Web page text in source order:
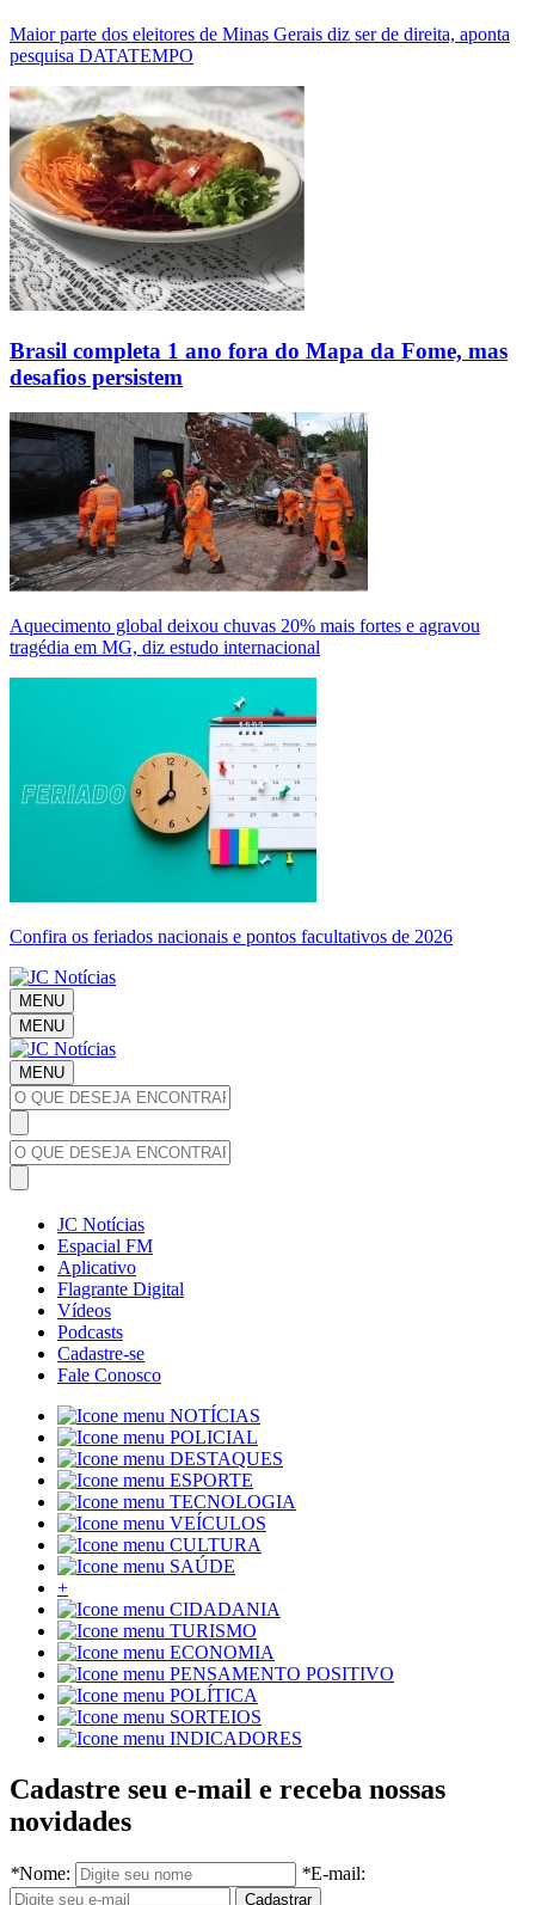
Maior parte dos eleitores de Minas Gerais diz ser de direita, aponta
pesquisa DATATEMPO
Brasil completa 1 ano fora do Mapa da Fome, mas
desafios persistem
Aquecimento global deixou chuvas 20% mais fortes e agravou
tragédia em MG, diz estudo internacional
Confira os feriados nacionais e pontos facultativos de 2026
MENU
MENU
MENU
JC Notícias
Espacial FM
Aplicativo
Flagrante Digital
Vídeos
Podcasts
Cadastre-se
Fale Conosco
NOTÍCIAS
POLICIAL
DESTAQUES
ESPORTE
TECNOLOGIA
VEÍCULOS
CULTURA
SAÚDE
+
CIDADANIA
TURISMO
ECONOMIA
PENSAMENTO POSITIVO
POLÍTICA
SORTEIOS
INDICADORES
Cadastre seu e-mail e receba nossas
novidades
*Nome: *E-mail: